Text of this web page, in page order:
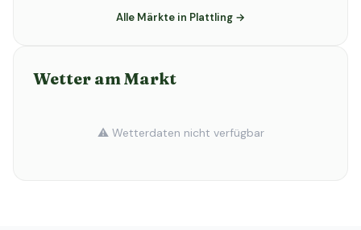
Alle Märkte in Plattling →
Wetter am Markt
⚠️ Wetterdaten nicht verfügbar